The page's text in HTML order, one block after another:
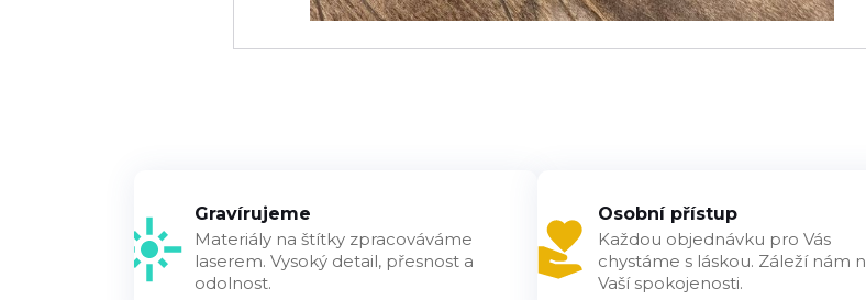
Gravírujeme
Materiály na štítky zpracováváme
laserem. Vysoký detail, přesnost a
odolnost.
Osobní přístup
Každou objednávku pro Vás
chystáme s láskou. Záleží nám
Vaší spokojenosti.